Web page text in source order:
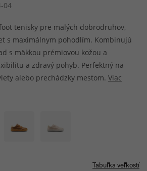
04
tenisky pre malých dobrodruhov,
s maximálnym pohodlím. Kombinujú
s mäkkou prémiovou kožou a
a zdravý pohyb. Perfektný na
alebo prechádzky mestom. Viac
Tabuľka veľkostí